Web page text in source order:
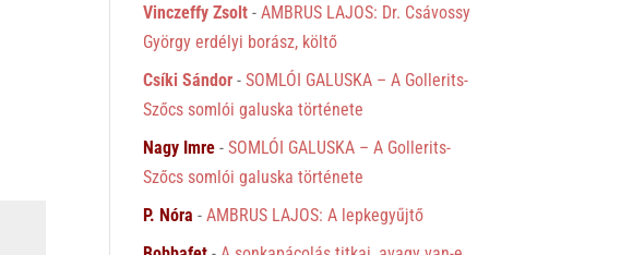
Vinczeffy Zsolt -AMBRUS LAJOS: Dr. Csávossy
György erdélyi borász, költő
Csíki Sándor -SOMLÓI GALUSKA – A Gollerits-
Szőcs somlói galuska története
Nagy Imre -SOMLÓI GALUSKA – A Gollerits-
Szőcs somlói galuska története
P. Nóra -AMBRUS LAJOS: A lepkegyűjtő